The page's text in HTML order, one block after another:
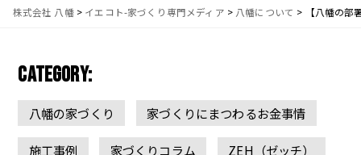
株式会社 八幡> イエコト-家づくり専門メディア > 八幡について > 【八幡の
CATEGORY:
八幡の家づくり 家づくりにまつわるお金事情
施工事例 家づくりコラム ZEH（ゼッチ）